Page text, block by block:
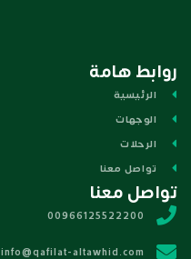
روابط هامة
الرئيسية
الوجهات
الرحلات
تواصل معنا
تواصل معنا
00966125522200
info@qafilat-altawhid.com